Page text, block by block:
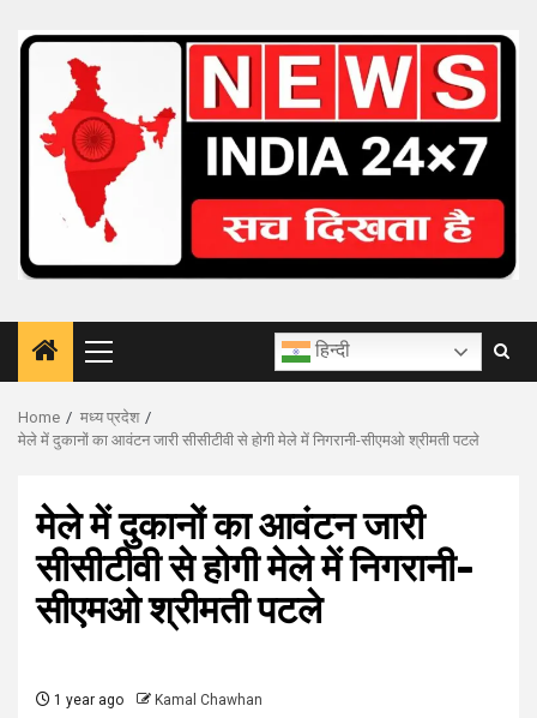
Primary
Menu
हिन्दी
Home
मध्य प्रदेश
मेले में दुकानों का आवंटन जारी सीसीटीवी से होगी मेले में निगरानी-सीएमओ श्रीमती पटले
मेले में दुकानों का आवंटन जारी
सीसीटीवी से होगी मेले में निगरानी-
सीएमओ श्रीमती पटले
1 year ago Kamal Chawhan